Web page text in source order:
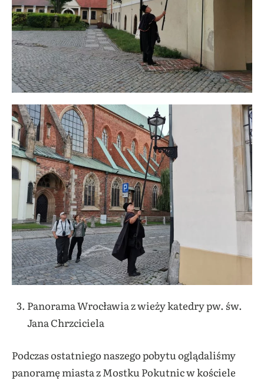
Panorama Wrocławia z wieży katedry pw. św.
Jana Chrzciciela
Podczas ostatniego naszego pobytu oglądaliśmy
panoramę miasta z Mostku Pokutnic w kościele